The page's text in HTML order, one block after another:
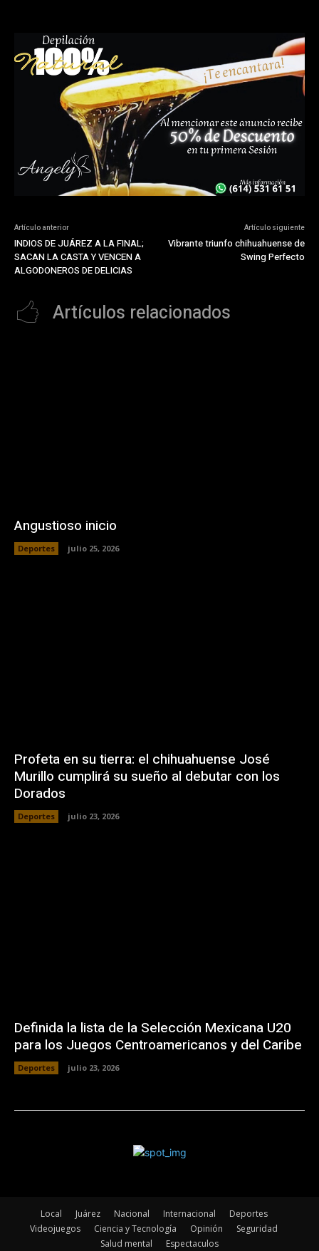
Artículo anterior
INDIOS DE JUÁREZ A LA FINAL;
SACAN LA CASTA Y VENCEN A
ALGODONEROS DE DELICIAS
Artículo siguiente
Vibrante triunfo chihuahuense de
Swing Perfecto
Artículos relacionados
Angustioso inicio
Deportes julio 25, 2026
Profeta en su tierra: el chihuahuense José
Murillo cumplirá su sueño al debutar con los
Dorados
Deportes julio 23, 2026
Definida la lista de la Selección Mexicana U20
para los Juegos Centroamericanos y del Caribe
Deportes julio 23, 2026
Local Juárez Nacional Internacional
Deportes
Videojuegos
Ciencia y Tecnología Opinión
Seguridad
Salud mental
Espectaculos